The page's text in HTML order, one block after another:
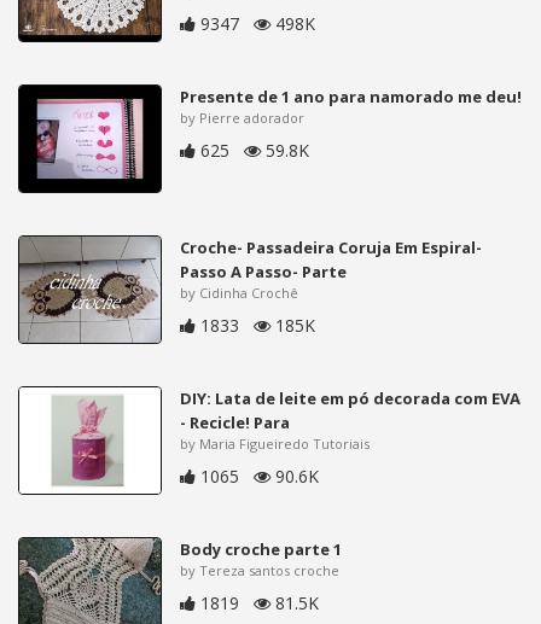
9347 498K
Presente de 1 ano para namorado me deu!
by Pierre adorador
625 59.8K
Croche- Passadeira Coruja Em Espiral-
Passo A Passo- Parte
by Cidinha Crochê
1833 185K
DIY: Lata de leite em pó decorada com EVA
- Recicle! Para
by Maria Figueiredo Tutoriais
1065 90.6K
Body croche parte 1
by Tereza santos croche
1819 81.5K